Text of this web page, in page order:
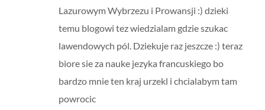
Lazurowym Wybrzezu i Prowansji :) dzieki
temu blogowi tez wiedzialam gdzie szukac
lawendowych pól. Dziekuje raz jeszcze :) teraz
biore sie za nauke jezyka francuskiego bo
bardzo mnie ten kraj urzekl i chcialabym tam
powrocic